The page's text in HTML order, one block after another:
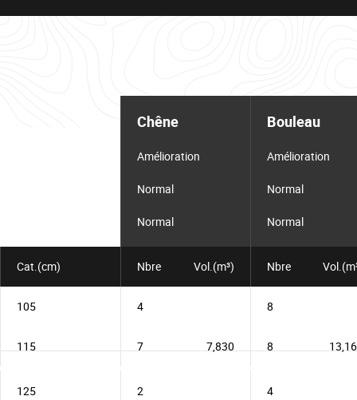
Chêne Bouleau
Amélioration Amélioration
Normal Normal
Normal Normal
Cat.(cm) Nbre Vol.(m³) Nbre
105 4 8
115 7 8
7,830
125 2 4